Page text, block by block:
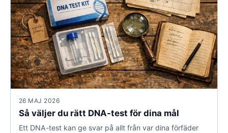
26 MAJ 2026
Så väljer du rätt DNA-test för dina mål
Ett DNA-test kan ge svar på allt från var dina förfäder